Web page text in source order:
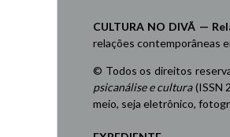
CULTURA NO DIVÃ —
relações contemporâneas
© Todos os direitos
psicanálise e cultura(ISSN
meio, seja eletrônico,